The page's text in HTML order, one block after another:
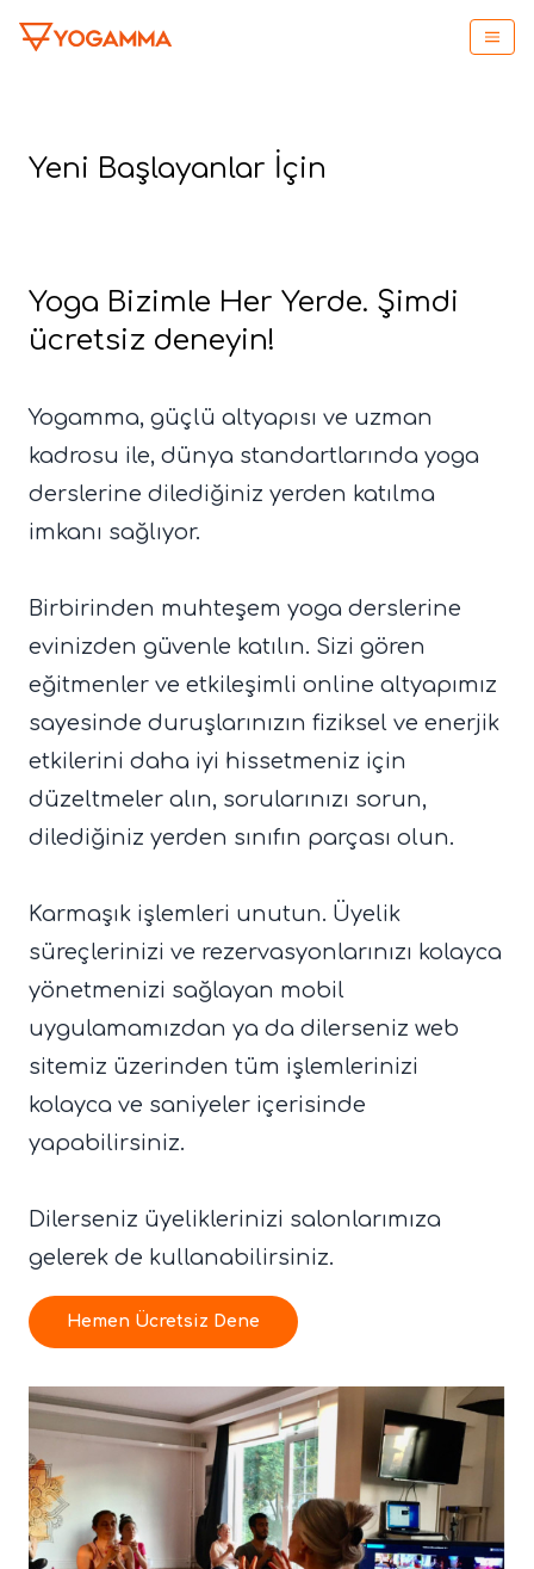
Yeni Başlayanlar İçin
Yoga Bizimle Her Yerde. Şimdi
ücretsiz deneyin!
Yogamma, güçlü altyapısı ve uzman
kadrosu ile, dünya standartlarında yoga
derslerine dilediğiniz yerden katılma
imkanı sağlıyor.
Birbirinden muhteşem yoga derslerine
evinizden güvenle katılın. Sizi gören
eğitmenler ve etkileşimli online altyapımız
sayesinde duruşlarınızın fiziksel ve enerjik
etkilerini daha iyi hissetmeniz için
düzeltmeler alın, sorularınızı sorun,
dilediğiniz yerden sınıfın parçası olun.
Karmaşık işlemleri unutun. Üyelik
süreçlerinizi ve rezervasyonlarınızı kolayca
yönetmenizi sağlayan mobil
uygulamamızdan ya da dilerseniz web
sitemiz üzerinden tüm işlemlerinizi
kolayca ve saniyeler içerisinde
yapabilirsiniz.
Dilerseniz üyeliklerinizi salonlarımıza
gelerek de kullanabilirsiniz.
Hemen Ücretsiz Dene